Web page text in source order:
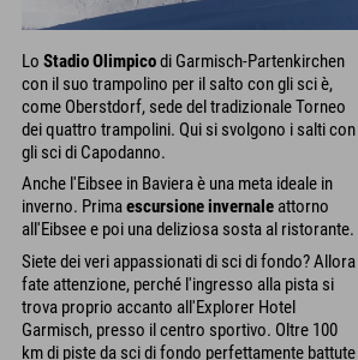
Lo Stadio Olimpicodi Garmisch-Partenkirchen
con il suo trampolino per il salto con gli sci è,
come Oberstdorf, sede del tradizionale Torneo
dei quattro trampolini. Qui si svolgono i salti con
gli sci di Capodanno.
Anche l'Eibsee in Baviera è una meta ideale in
inverno. Primaescursione invernale attorno
all'Eibsee e poi una deliziosa sosta al ristorante.
Siete dei veri appassionati di sci di fondo? Allora
fate attenzione, perché l'ingresso alla pista si
trova proprio accanto all'Explorer Hotel
Garmisch, presso il centro sportivo. Oltre 100
km di piste da sci di fondo perfettamente battute